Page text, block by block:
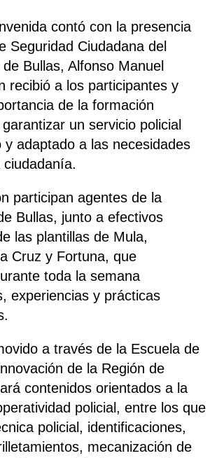
contó con la presencia
Seguridad Ciudadana del
Bullas, Alfonso Manuel
recibió a los participantes y
de la formación
un servicio policial
y adaptado a las necesidades
participan agentes de la
Bullas, junto a efectivos
las plantillas de Mula,
Cruz y Fortuna, que
toda la semana
experiencias y prácticas
a través de la Escuela de
de la Región de
contenidos orientados a la
policial, entre los que
policial, identificaciones,
mecanización de